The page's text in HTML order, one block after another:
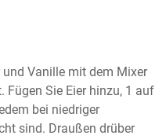
und Vanille mit dem Mixer
Fügen Sie Eier hinzu, 1 auf
bei niedriger
sind. Draußen drüber